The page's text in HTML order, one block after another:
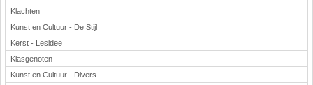
Klachten
Kunst en Cultuur - De Stijl
Kerst - Lesidee
Klasgenoten
Kunst en Cultuur - Divers